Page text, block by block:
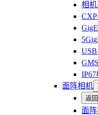
相
面阵相机
返回
面